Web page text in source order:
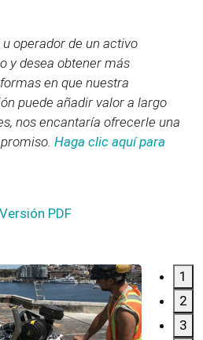
operador de un activo
y desea obtener más
en que nuestra
puede añadir valor a largo
nos encantaría ofrecerle una
Haga clic aquí para
PDF
1
2
3